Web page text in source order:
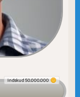
Indskud 50.000.000